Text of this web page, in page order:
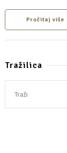
Pročitaj više
Tražilica